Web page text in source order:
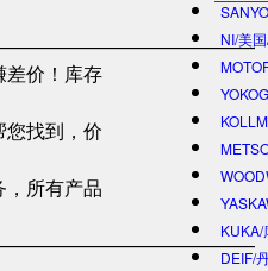
价！库存
找到，价
所有产品
NI/美
KUKA/
DEIF/